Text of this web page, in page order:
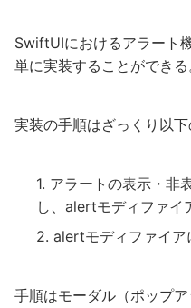
SwiftUIにおけるアラート
単に実装することができる
実装の手順はざっくり以下
アラートの表示・非
し、alertモディファイ
alertモディファイア
手順はモーダル（ポップ